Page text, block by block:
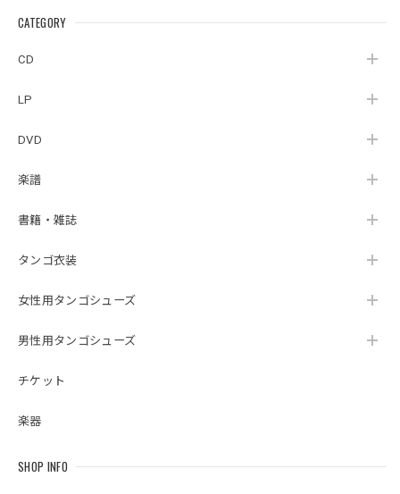
CATEGORY
CD
LP
DVD
楽譜
書籍・雑誌
タンゴ衣装
女性用タンゴシューズ
男性用タンゴシューズ
チケット
楽器
SHOP INFO
（007RECORDS-27）